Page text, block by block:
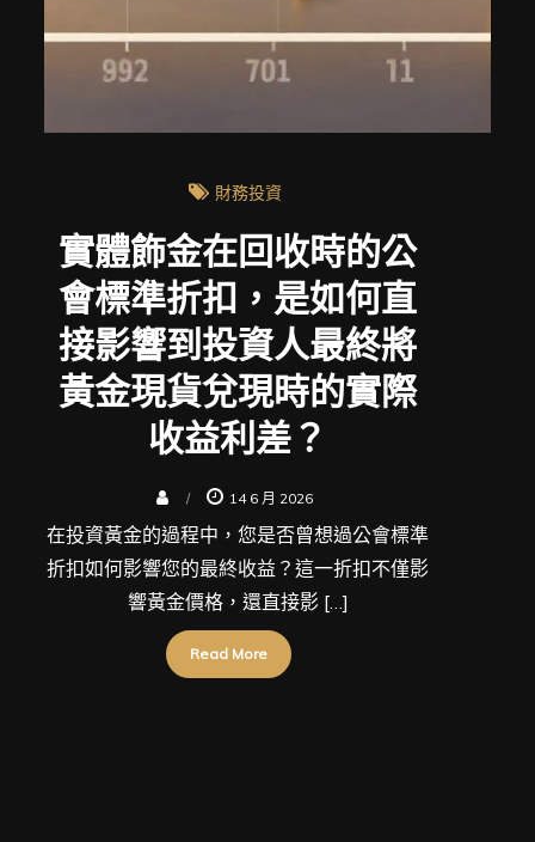
財務投資
實體飾金在回收時的公
會標準折扣，是如何直
接影響到投資人最終將
黃金現貨兌現時的實際
收益利差？
14 6 月 2026
在投資黃金的過程中，您是否曾想過公會標準
折扣如何影響您的最終收益？這一折扣不僅影
響黃金價格，還直接影 […]
Read More